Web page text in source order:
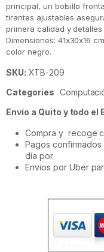
principal, un bolsillo
tirantes ajustables
primera calidad y
Dimensiones: 41x30x16
color negro.
SKU: XTB-209
Categories
Envío a Quito y todo el
Compra y recoge
Pagos confirmados
día por
Envios por Uber